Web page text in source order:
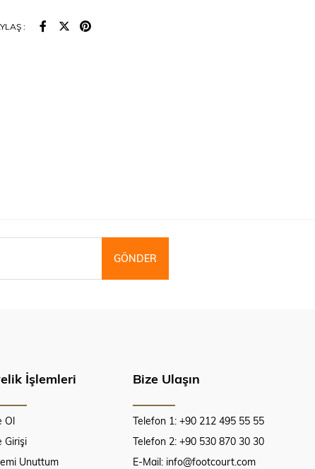
:
GÖNDER
İşlemleri
Ol
Girişi
Unuttum
Bize Ulaşın
Telefon 1: +90 212 495 55 55
Telefon 2: +90 530 870 30 30
E-Mail: info@footcourt.com